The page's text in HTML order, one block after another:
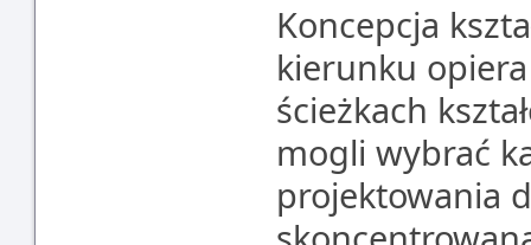
Koncepcja
kierunku
ścieżkach
mogli wybrać
projektowania